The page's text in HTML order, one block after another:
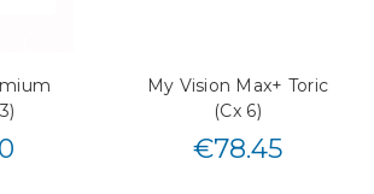
My Vision Max+ Toric
(Cx 6)
€78.45